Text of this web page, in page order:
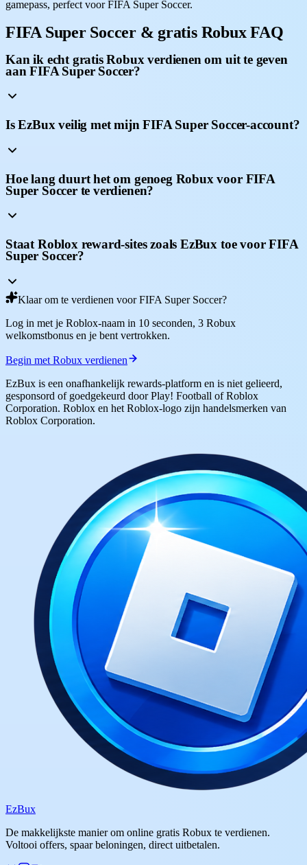
gamepass, perfect voor FIFA Super Soccer.
FIFA Super Soccer & gratis Robux FAQ
Kan ik echt gratis Robux verdienen om uit te geven
aan FIFA Super Soccer?
Is EzBux veilig met mijn FIFA Super Soccer-account?
Hoe lang duurt het om genoeg Robux voor FIFA
Super Soccer te verdienen?
Staat Roblox reward-sites zoals EzBux toe voor FIFA
Super Soccer?
Klaar om te verdienen voor FIFA Super Soccer?
Log in met je Roblox-naam in 10 seconden, 3 Robux
welkomstbonus en je bent vertrokken.
Begin met Robux verdienen
EzBux is een onafhankelijk rewards-platform en is niet gelieerd,
gesponsord of goedgekeurd door Play! Football of Roblox
Corporation. Roblox en het Roblox-logo zijn handelsmerken van
Roblox Corporation.
EzBux
De makkelijkste manier om online gratis Robux te verdienen.
Voltooi offers, spaar beloningen, direct uitbetalen.